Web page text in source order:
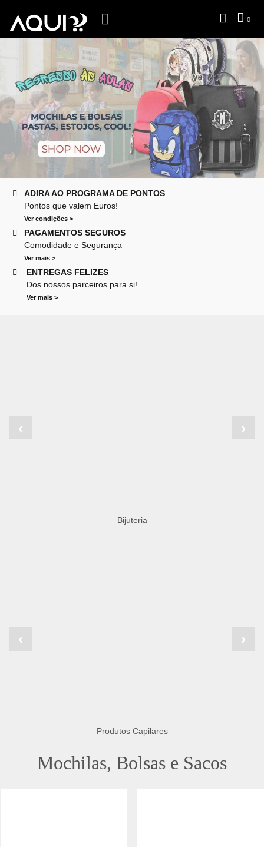
0
ADIRA AO PROGRAMA DE PONTOS
Pontos que valem Euros!
Ver condições >
PAGAMENTOS SEGUROS
Comodidade e Segurança
Ver mais >
ENTREGAS FELIZES
Dos nossos parceiros para si!
Ver mais >
Bijuteria
‹ ›
Produtos Capilares
‹ ›
Mochilas, Bolsas e Sacos